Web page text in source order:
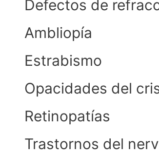
Defectos de
Ambliopía
Estrabismo
Opacidades del
Retinopatías
Trastornos del